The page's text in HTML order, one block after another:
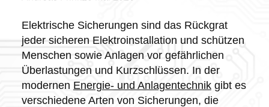
Elektrische Sicherungen sind das Rückgrat
jeder sicheren Elektroinstallation und schützen
Menschen sowie Anlagen vor gefährlichen
Überlastungen und Kurzschlüssen. In der
modernen Energie- und Anlagentechnikgibt es
verschiedene Arten von Sicherungen, die